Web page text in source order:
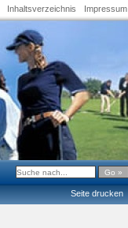
Inhaltsverzeichnis Impressum
Seite drucken